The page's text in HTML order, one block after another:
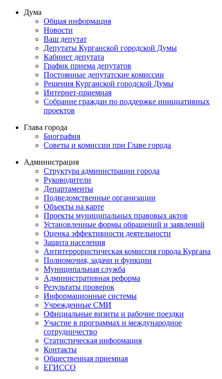
Дума
Общая информация
Новости
Ваш депутат
Депутаты Курганской городской Думы
Кабинет депутата
График приема депутатов
Постоянные депутатские комиссии
Решения Курганской городской Думы
Интернет-приемная
Собрание граждан по поддержке инициативных
проектов
Глава города
Биография
Советы и комиссии при Главе города
Администрация
Структура администрации города
Руководители
Департаменты
Подведомственные организации
Объекты на карте
Проекты муниципальных правовых актов
Установленные формы обращений и заявлений
Оценка эффективности деятельности
Защита населения
Антитеррористическая комиссия города Кургана
Полномочия, задачи и функции
Муниципальная служба
Административная реформа
Результаты проверок
Информационные системы
Учрежденные СМИ
Официальные визиты и рабочие поездки
Участие в программах и международное
сотрудничество
Статистическая информация
Контакты
Общественная приемная
ЕГИССО